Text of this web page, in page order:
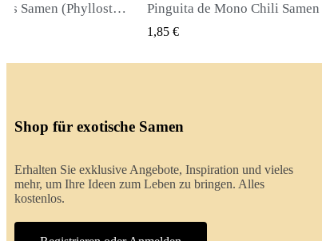
VIEW Pinguita de Mono Chili Samen (kleiner Affenpenis) QUICK
2,00 €
Shop für exotische Samen
Erhalten Sie exklusive Angebote, Inspiration und vieles
mehr, um Ihre Ideen zum Leben zu bringen. Alles
kostenlos.